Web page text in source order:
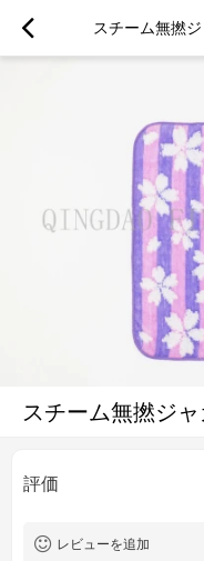
スチーム無撚
スチーム無撚ジ
評価
レビューを追加